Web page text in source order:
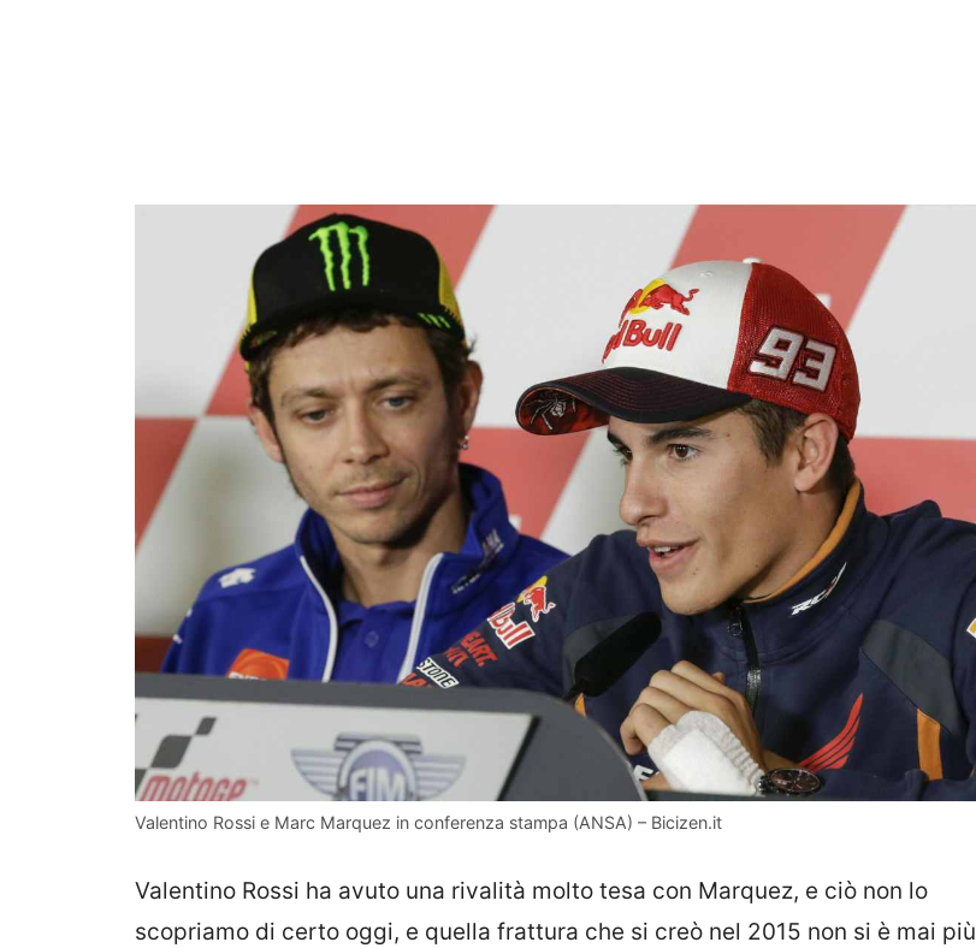
Valentino Rossi e Marc Marquez in conferenza stampa (ANSA) – Bicizen.it
Valentino Rossi ha avuto una rivalità molto tesa con Marquez, e ciò non lo
scopriamo di certo oggi, e quella frattura che si creò nel 2015 non si è mai più